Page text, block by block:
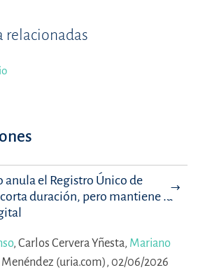
relacionadas
anula el Registro Único de
duración, pero mantiene la
, Carlos Cervera Yñesta, Mariano
(uria.com), 02/06/2026